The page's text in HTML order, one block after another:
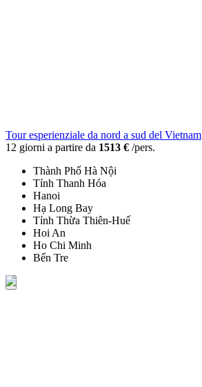
Tour esperienziale da nord a sud del Vietnam
12 giorni a partire da 1513 € /pers.
Thành Phố Hà Nội
Tỉnh Thanh Hóa
Hanoi
Hạ Long Bay
Tỉnh Thừa Thiên-Huế
Hoi An
Ho Chi Minh
Bến Tre